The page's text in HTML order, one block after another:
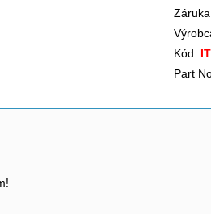
Kód:
Part